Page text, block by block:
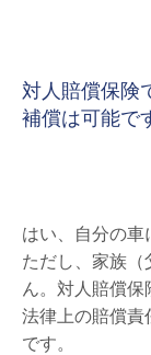
対人賠償保険
補償は可能で
はい、自分の車
ただし、家族（
ん。対人賠償保
法律上の賠償責
です。